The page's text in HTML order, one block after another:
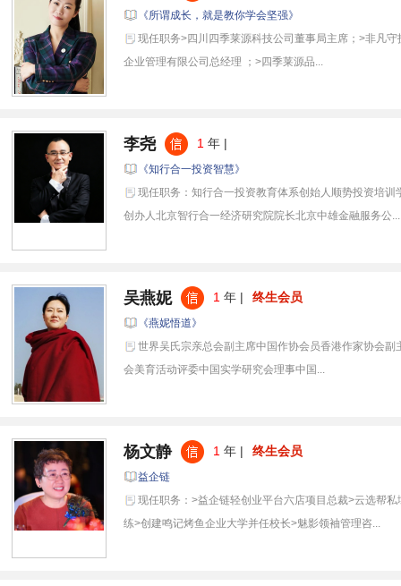
《所谓成长，就是教你学会坚强》
现任职务>四川四季莱源科技公司董事局主席；>非凡
企业管理有限公司总经理 ；>四季莱源品...
李尧 1 年 |
《知行合一投资智慧》
现任职务：知行合一投资教育体系创始人顺势投资培训
创办人北京智行合一经济研究院院长北京中雄金融服务公...
吴燕妮 1 年 | 终生会员
《燕妮悟道》
世界吴氏宗亲总会副主席中国作协会员香港作家协会副
会美育活动评委中国实学研究会理事中国...
杨文静 1 年 | 终生会员
益企链
现任职务：>益企链轻创业平台六店项目总裁>云选帮
练>创建鸣记烤鱼企业大学并任校长>魅影领袖管理咨...